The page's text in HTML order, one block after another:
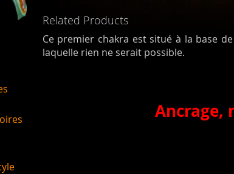
Related Products
Ce premier chakra est situé à la base
laquelle rien ne serait possible.
Ancrage,